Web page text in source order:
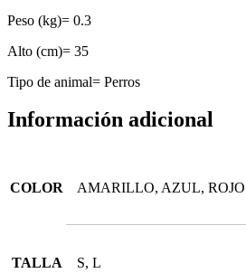
Peso (kg)= 0.3
Alto (cm)= 35
Tipo de animal= Perros
Información adicional
COLOR AMARILLO, AZUL, ROJO
TALLA S, L